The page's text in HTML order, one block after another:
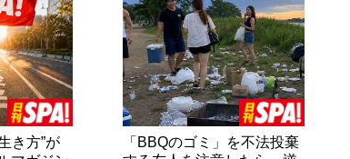
き方”が
「BBQのゴミ」を不法投棄